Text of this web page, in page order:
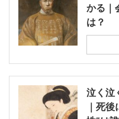
かる｜
は？
泣く泣
｜死